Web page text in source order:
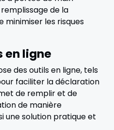
de la
les risques
en ligne
des outils en ligne, tels
faciliter la déclaration
de remplir et de
de manière
une solution pratique et